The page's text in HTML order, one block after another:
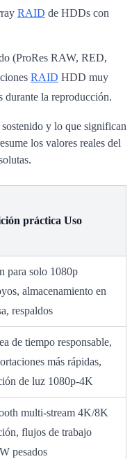
RAID de HDDs con
(ProRes RAW, RED,
RAID HDD muy
durante la reproducción.
y lo que significan
los valores reales del
práctica Uso
para solo 1080p
almacenamiento en
respaldos
de tiempo responsable,
más rápidas,
de luz 1080p-4K
multi-stream 4K/8K
flujos de trabajo
pesados